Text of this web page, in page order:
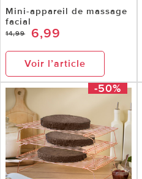
Mini-appareil de massage
facial
14,99 6,99
Voir l’article
-50%